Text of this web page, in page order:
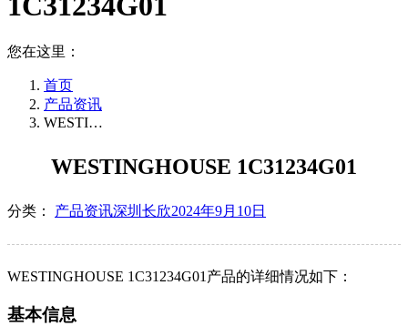
您在这里：
首页
产品资讯
WESTI…
WESTINGHOUSE 1C31234G01
分类： 产品资讯深圳长欣2024年9月10日
WESTINGHOUSE 1C31234G01产品的详细情况如下：
基本信息